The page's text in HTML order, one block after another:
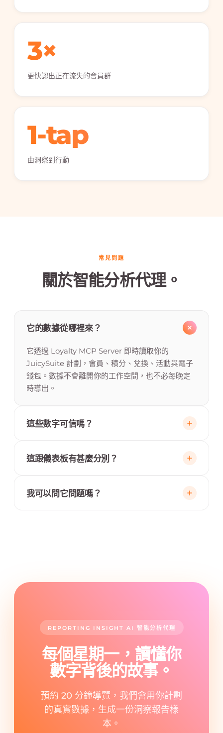
3×
更快認出正在流失的會員群
1-tap
由洞察到行動
常見問題
關於智能分析代理。
它的數據從哪裡來？
它透過 Loyalty MCP Server 即時讀取你的
JuicySuite 計劃，會員、積分、兌換、活動與電子
錢包。數據不會離開你的工作空間，也不必每晚定
時導出。
這些數字可信嗎？
字你都可以核對。代理把算法攤開給你看，從不說
這跟儀表板有甚麼分別？
能分析代理替你讀，它挑出真正有變的那幾件事，
我可以問它問題嗎？
REPORTING INSIGHT AI 智能分析代理
每個星期一，讀懂你
數字背後的故事。
預約 20 分鐘導覽，我們會用你計劃
的真實數據，生成一份洞察報告樣
本。